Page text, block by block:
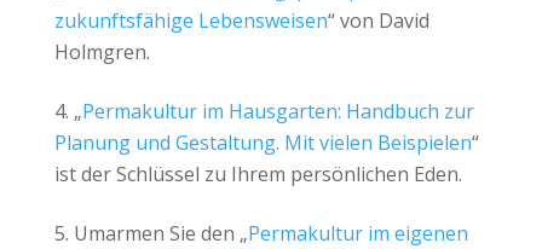
zukunftsfähige Lebensweisen“ von David
Holmgren.
„Permakultur im Hausgarten: Handbuch zur
Planung und Gestaltung. Mit vielen Beispielen“
ist der Schlüssel zu Ihrem persönlichen Eden.
Umarmen Sie den „Permakultur im eigenen